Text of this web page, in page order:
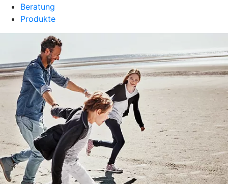
Beratung
Produkte